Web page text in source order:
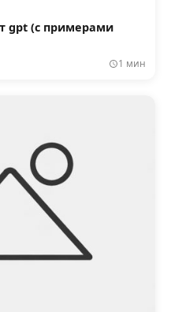
gpt (с примерами
1 мин